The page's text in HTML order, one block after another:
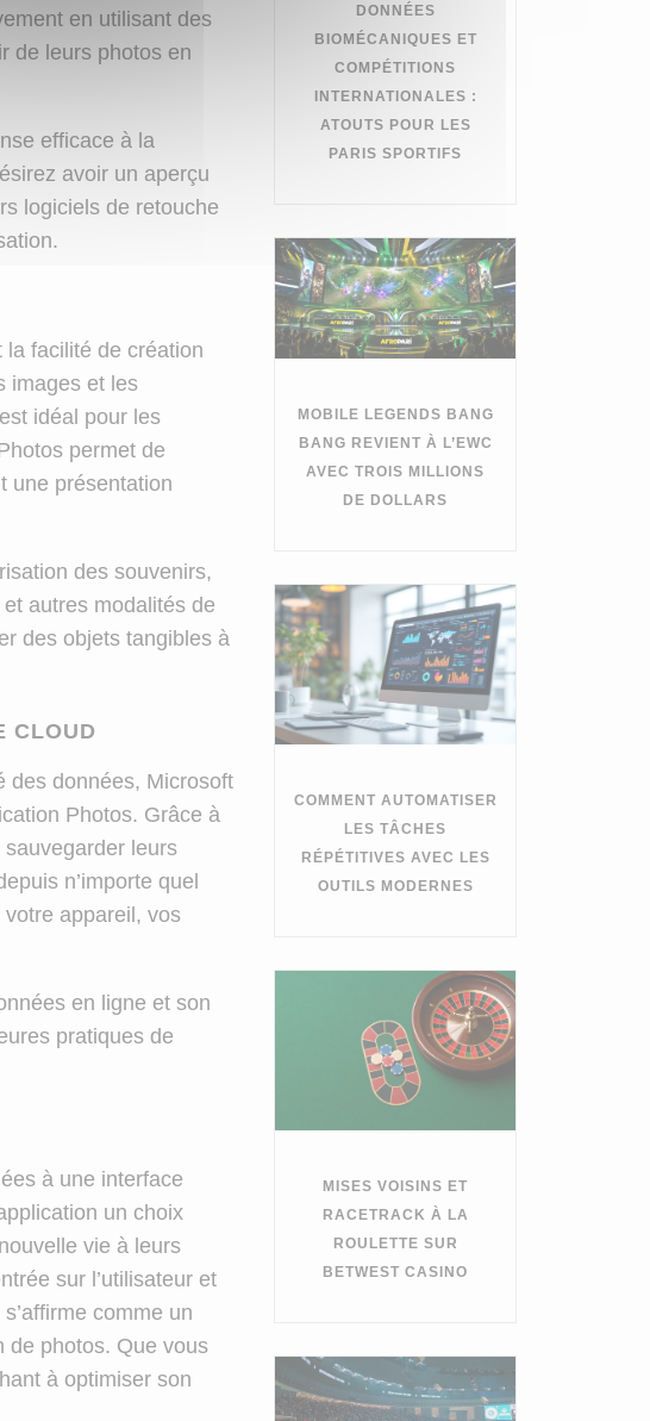
en utilisant des
de leurs photos en
efficace à la
avoir un aperçu
logiciels de retouche
la facilité de création
images et les
idéal pour les
permet de
une présentation
des souvenirs,
autres modalités de
des objets tangibles à
CLOUD
des données, Microsoft
Photos. Grâce à
leurs
n’importe quel
appareil, vos
en ligne et son
pratiques de
à une interface
un choix
vie à leurs
sur l’utilisateur et
comme un
de photos. Que vous
à optimiser son
DONNÉES
BIOMÉCANIQUES ET
COMPÉTITIONS
INTERNATIONALES :
ATOUTS POUR LES
PARIS SPORTIFS
MOBILE LEGENDS BANG
BANG REVIENT À L’EWC
AVEC TROIS MILLIONS
DE DOLLARS
COMMENT AUTOMATISER
LES TÂCHES
RÉPÉTITIVES AVEC LES
OUTILS MODERNES
MISES VOISINS ET
RACETRACK À LA
ROULETTE SUR
BETWEST CASINO